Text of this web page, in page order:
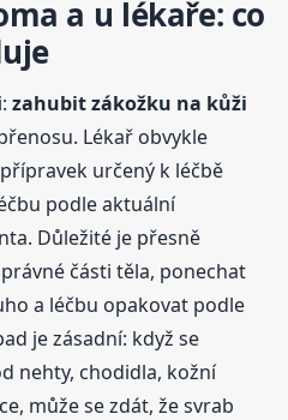
a u lékaře: co
zahubit zákožku na kůži
Lékař obvykle
určený k léčbě
podle aktuální
Důležité je přesně
části těla, ponechat
a léčbu opakovat podle
je zásadní: když se
nehty, chodidla, kožní
může se zdát, že svrab